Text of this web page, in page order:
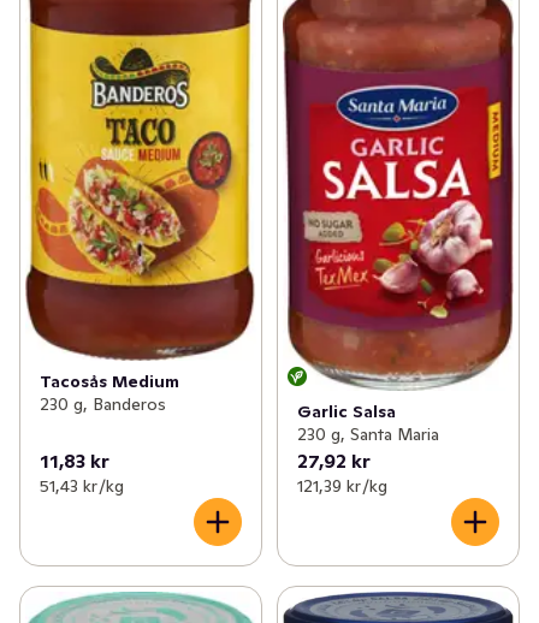
Tacosås Medium
230 g, Banderos
11,83 kr
51,43 kr /kg
Garlic Salsa
230 g, Santa Maria
27,92 kr
121,39 kr /kg